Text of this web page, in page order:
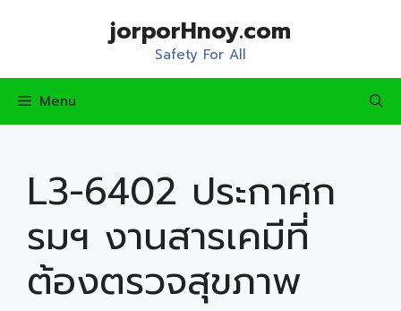
jorporHnoy.com
Safety For All
Menu
L3-6402 ประกาศก
รมฯ งานสารเคมีที่
ต้องตรวจสุขภาพ